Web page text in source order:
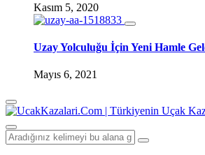
Kasım 5, 2020
Uzay Yolculuğu İçin Yeni Hamle
Mayıs 6, 2021